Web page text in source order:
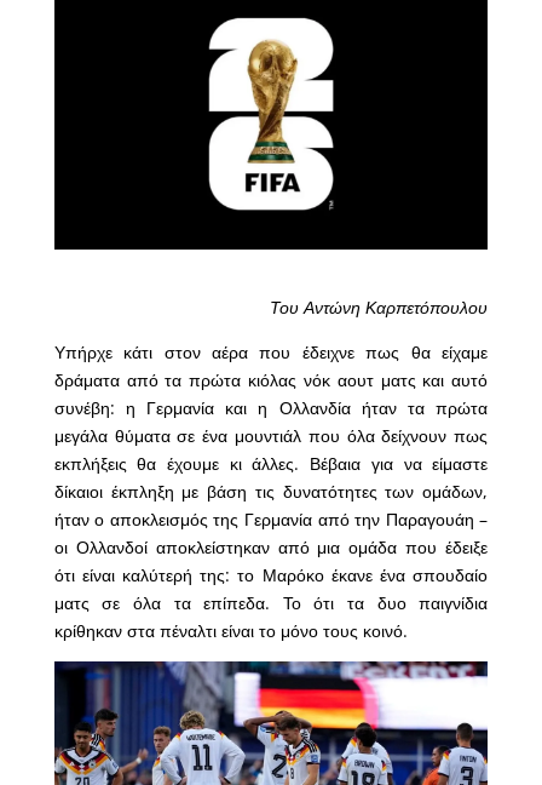
Του Αντώνη Καρπετόπουλου
Υπήρχε κάτι στον αέρα που έδειχνε πως θα είχαμε
δράματα από τα πρώτα κιόλας νόκ αουτ ματς και αυτό
συνέβη: η Γερμανία και η Ολλανδία ήταν τα πρώτα
μεγάλα θύματα σε ένα μουντιάλ που όλα δείχνουν πως
εκπλήξεις θα έχουμε κι άλλες. Βέβαια για να είμαστε
δίκαιοι έκπληξη με βάση τις δυνατότητες των ομάδων,
ήταν ο αποκλεισμός της Γερμανία από την Παραγουάη –
οι Ολλανδοί αποκλείστηκαν από μια ομάδα που έδειξε
ότι είναι καλύτερή της: το Μαρόκο έκανε ένα σπουδαίο
ματς σε όλα τα επίπεδα. Το ότι τα δυο παιγνίδια
κρίθηκαν στα πέναλτι είναι το μόνο τους κοινό.